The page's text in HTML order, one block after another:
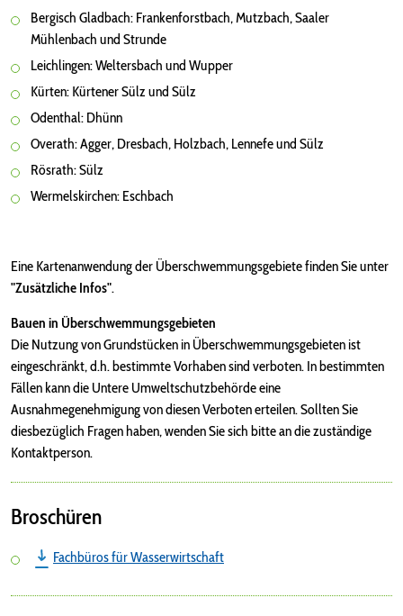
Bergisch Gladbach: Frankenforstbach, Mutzbach, Saaler
Mühlenbach und Strunde
Leichlingen: Weltersbach und Wupper
Kürten: Kürtener Sülz und Sülz
Odenthal: Dhünn
Overath: Agger, Dresbach, Holzbach, Lennefe und Sülz
Rösrath: Sülz
Wermelskirchen: Eschbach
Eine Kartenanwendung der Überschwemmungsgebiete finden Sie unter
"Zusätzliche Infos".
Bauen in Überschwemmungsgebieten
Die Nutzung von Grundstücken in Überschwemmungsgebieten ist
eingeschränkt, d.h. bestimmte Vorhaben sind verboten. In bestimmten
Fällen kann die Untere Umweltschutzbehörde eine
Ausnahmegenehmigung von diesen Verboten erteilen. Sollten Sie
diesbezüglich Fragen haben, wenden Sie sich bitte an die zuständige
Kontaktperson.
Broschüren
Fachbüros für Wasserwirtschaft